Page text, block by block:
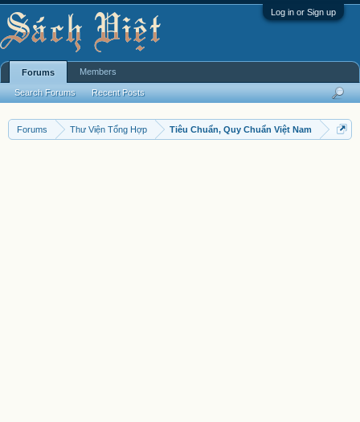
Log in or Sign up
Forums Thư Viện Tổng Hợp Tiêu Chuẩn, Quy Chuẩn Việt Nam
Forums
Search Forums Recent Posts
Members